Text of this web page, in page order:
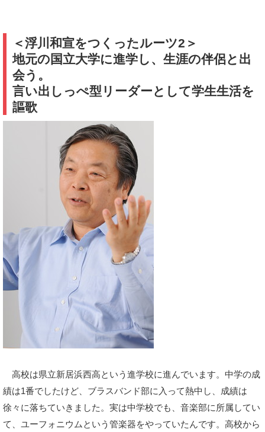
＜浮川和宣をつくったルーツ2＞
地元の国立大学に進学し、生涯の伴侶と出
会う。
言い出しっぺ型リーダーとして学生生活を
謳歌
高校は県立新居浜西高という進学校に進んでいます。中学の成
績は1番でしたけど、ブラスバンド部に入って熱中し、成績は
徐々に落ちていきました。実は中学校でも、音楽部に所属してい
て、ユーフォニウムという管楽器をやっていたんです。高校から